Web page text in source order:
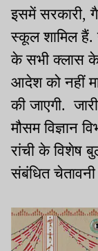
इसमें सरकारी,
स्कूल शामिल
के सभी क्लास
आदेश को नहीं
की जाएगी.
मौसम विज्ञान
रांची के विशेष
संबंधित